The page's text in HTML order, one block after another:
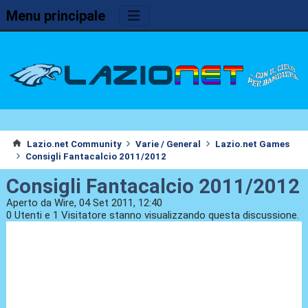
Menu principale
Lazio.net Community Varie / General
Lazio.net Games
Consigli Fantacalcio 2011/2012
Consigli Fantacalcio 2011/2012
Aperto da Wire, 04 Set 2011, 12:40
0 Utenti e 1 Visitatore stanno visualizzando questa discussione.